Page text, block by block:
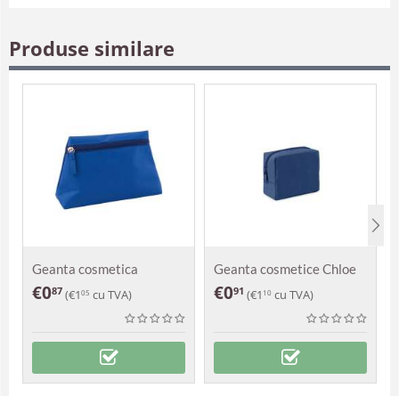
Produse similare
Geanta cosmetica
Zomoco
€087 (€1 05 cu TVA)
Geanta cosmetice Chloe
€091 (€1 10 cu TVA)